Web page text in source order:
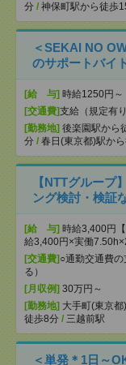
分 / 神保町駅から徒歩
＜SEKAI NO
のサポートバイ
[給 与] 時給1250円～
[交通費]支給（規定有り
[勤務地] 後楽園駅から
分 / 春日(東京都)駅か
【NTTグループ
ング検討・検証
[給 与] 時給3,400円
給3,400円×実働
[交通費] ○通勤交通費
る）
[月収例] 30万円～
[勤務地] 大手町(東京
徒歩8分 / 三越前駅
＜単発＊1日～